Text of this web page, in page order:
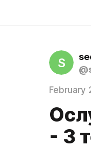
S
February
- 3